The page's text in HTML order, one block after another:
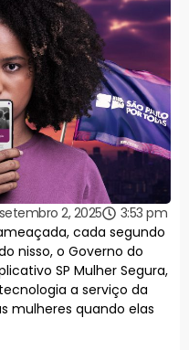
setembro 2, 2025
3:53 pm
cada segundo
nisso, o Governo do
SP Mulher Segura,
a serviço da
mulheres quando elas